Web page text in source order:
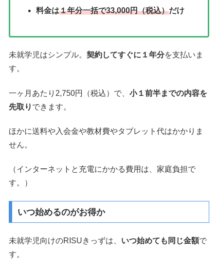
料金は１年分一括で33,000円（税込）だけ
未就学児はシンプル。契約してすぐに１年分を支払いま
す。
一ヶ月あたり2,750円（税込）で、小１前半までの内容を
先取り できます。
ほかに送料や入会金や教材費やタブレット代はかかりま
せん。
（インターネットと充電にかかる費用は、家庭負担で
す。）
いつ始めるのがお得か
未就学児向けのRISUきっずは、 いつ始めても同じ金額で
す。